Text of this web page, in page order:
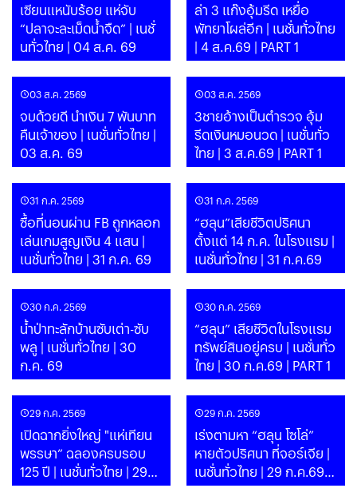
เซียนแหนับร้อย แห่จับ
“ปลาจะละเม็ดน้ำจืด” | เนชั่
นทั่วไทย | 04 ส.ค. 69
ล่า 3 แก๊งอุ้มรีด เหยื่อ
พัทยาโผล่อีก | เนชั่นทั่วไทย
| 4 ส.ค.69 | PART 1
03 ส.ค. 2569
จบด้วยดี นำเงิน 7 พันบาท
คืนเจ้าของ | เนชั่นทั่วไทย |
03 ส.ค. 69
03 ส.ค. 2569
3ชายอ้างเป็นตำรวจ อุ้ม
รีดเงินหมอนวด | เนชั่นทั่ว
ไทย | 3 ส.ค.69 | PART 1
31 ก.ค. 2569
ซื้อที่นอนผ่าน FB ถูกหลอก
เล่นเกมสูญเงิน 4 แสน |
เนชั่นทั่วไทย | 31 ก.ค. 69
31 ก.ค. 2569
“ฮลุน”เสียชีวิตปริศนา
ตั้งแต่ 14 ก.ค. ในโรงแรม |
เนชั่นทั่วไทย | 31 ก.ค.69
30 ก.ค. 2569
น้ำป่าทะลักบ้านซับเต่า-ซับ
พลู | เนชั่นทั่วไทย | 30
ก.ค. 69
30 ก.ค. 2569
“ฮลุน” เสียชีวิตในโรงแรม
ทรัพย์สินอยู่ครบ | เนชั่นทั่ว
ไทย | 30 ก.ค.69 | PART 1
29 ก.ค. 2569
เปิดฉากยิ่งใหญ่ "แห่เทียน
พรรษา” ฉลองครบรอบ
125 ปี | เนชั่นทั่วไทย | 29
ก.ค. 69
29 ก.ค. 2569
เร่งตามหา “ฮลุน โซโล่”
หายตัวปริศนา ที่จอร์เจีย |
เนชั่นทั่วไทย | 29 ก.ค.69 |
PART 1